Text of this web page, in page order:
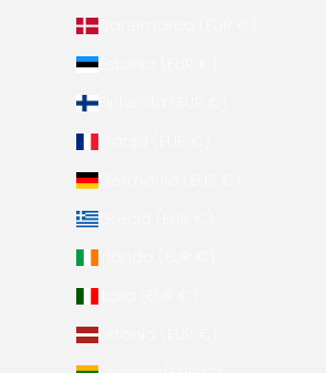
Danemarca (EUR €)
Estonia (EUR €)
Finlanda (EUR €)
Franța (EUR €)
Germania (EUR €)
Grecia (EUR €)
Irlanda (EUR €)
Italia (EUR €)
Letonia (EUR €)